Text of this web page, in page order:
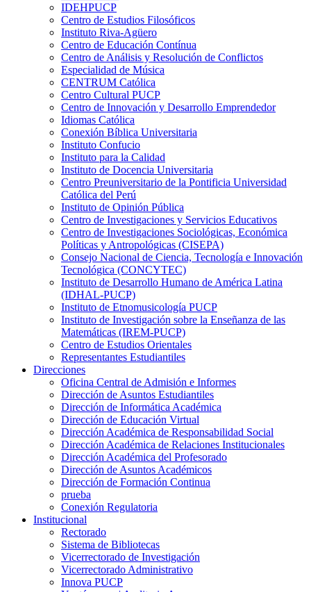
IDEHPUCP
Centro de Estudios Filosóficos
Instituto Riva-Agüero
Centro de Educación Contínua
Centro de Análisis y Resolución de Conflictos
Especialidad de Música
CENTRUM Católica
Centro Cultural PUCP
Centro de Innovación y Desarrollo Emprendedor
Idiomas Católica
Conexión Bíblica Universitaria
Instituto Confucio
Instituto para la Calidad
Instituto de Docencia Universitaria
Centro Preuniversitario de la Pontificia Universidad
Católica del Perú
Instituto de Opinión Pública
Centro de Investigaciones y Servicios Educativos
Centro de Investigaciones Sociológicas, Económica
Políticas y Antropológicas (CISEPA)
Consejo Nacional de Ciencia, Tecnología e Innovación
Tecnológica (CONCYTEC)
Instituto de Desarrollo Humano de América Latina
(IDHAL-PUCP)
Instituto de Etnomusicología PUCP
Instituto de Investigación sobre la Enseñanza de las
Matemáticas (IREM-PUCP)
Centro de Estudios Orientales
Representantes Estudiantiles
Direcciones
Oficina Central de Admisión e Informes
Dirección de Asuntos Estudiantiles
Dirección de Informática Académica
Dirección de Educación Virtual
Dirección Académica de Responsabilidad Social
Dirección Académica de Relaciones Institucionales
Dirección Académica del Profesorado
Dirección de Asuntos Académicos
Dirección de Formación Continua
prueba
Conexión Regulatoria
Institucional
Rectorado
Sistema de Bibliotecas
Vicerrectorado de Investigación
Vicerrectorado Administrativo
Innova PUCP